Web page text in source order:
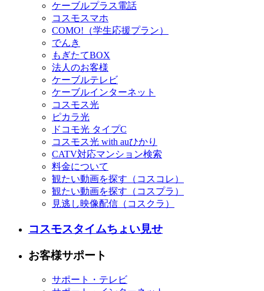
ケーブルプラス電話
コスモスマホ
COMO!（学生応援プラン）
でんき
もぎたてBOX
法人のお客様
ケーブルテレビ
ケーブルインターネット
コスモス光
ピカラ光
ドコモ光 タイプC
コスモス光 with auひかり
CATV対応マンション検索
料金について
観たい動画を探す（コスコレ）
観たい動画を探す（コスプラ）
見逃し映像配信（コスクラ）
コスモスタイムちょい見せ
お客様サポート
サポート・テレビ